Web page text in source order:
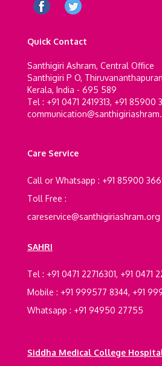
Quick Contact
Santhigiri Ashram, Central Office
Santhigiri P O,
Kerala, India - 695 589
Tel : +91 0471 2419313, +91 85900
Care Service
Call or Whatsapp : +91 85900
Toll Free :
careservice@santhigiriashram.org
SAHRI
Tel : +91 0471 22716301, +91 0471
Mobile : +91 999577 8344, +91
Whatsapp : +91 94950 27755
Siddha Medical College